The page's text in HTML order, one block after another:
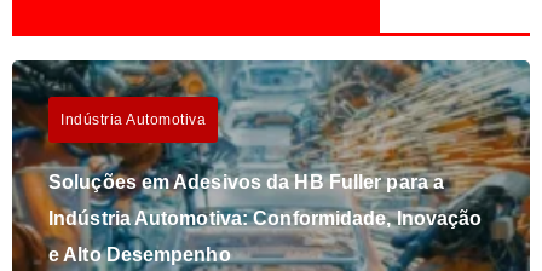
Indústria Automotiva
Soluções em Adesivos da HB Fuller para a
Indústria Automotiva: Conformidade, Inovação
e Alto Desempenho